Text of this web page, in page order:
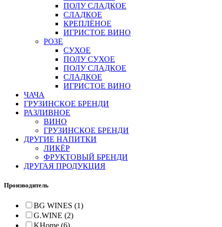
ПОЛУ СЛАДКОЕ
СЛАДКОЕ
КРЕПЛЁНОЕ
ИГРИСТОЕ ВИНО
РОЗЕ
СУХОЕ
ПОЛУ СУХОЕ
ПОЛУ СЛАДКОЕ
СЛАДКОЕ
ИГРИСТОЕ ВИНО
ЧАЧА
ГРУЗИНСКОЕ БРЕНДИ
РАЗЛИВНОЕ
ВИНО
ГРУЗИНСКОЕ БРЕНДИ
ДРУГИЕ НАПИТКИ
ЛИКЁР
ФРУКТОВЫЙ БРЕНДИ
ДРУГАЯ ПРОДУКЦИЯ
Производитель
BG WINES (1)
G.WINE (2)